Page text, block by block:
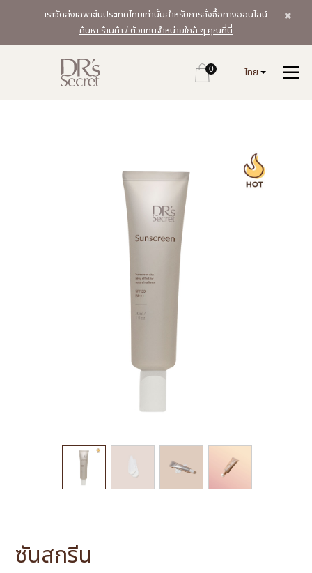
เราจัดส่งเฉพาะในประเทศไทยเท่านั้นสำหรับการสั่งซื้อทางออนไลน์
ค้นหา ร้านค้า / ตัวแทนจำหน่ายใกล้ ๆ คุณที่นี่
0 ไทย
ซันสกรีน